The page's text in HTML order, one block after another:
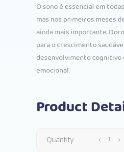
O sono é essencial em
mas nos primeiros meses
ainda mais importante.
para o crescimento
desenvolvimento
emocional.
Product
Colchão
Quantity